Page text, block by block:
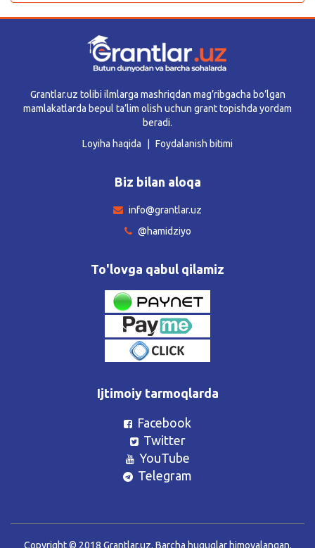
Grantlar.uz tolibi ilmlarga mashriqdan mag’ribgacha bo’lgan
mamlakatlarda bepul ta’lim olish uchun grant topishda yordam
beradi.
Loyiha haqida
Foydalanish bitimi
Biz bilan aloqa
info@grantlar.uz
@hamidziyo
To'lovga qabul qilamiz
Ijtimoiy tarmoqlarda
Facebook
Twitter
YouTube
Telegram
Copyright © 2018 Grantlar.uz. Barcha huquqlar himoyalangan.